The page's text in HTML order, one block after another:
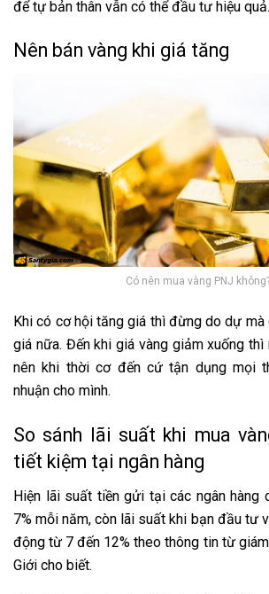
để tự bản thân vẫn có thể đầu tư hiệu quả.
Nên bán vàng khi giá tăng
Có nên mua vàng PNJ
Khi có cơ hội tăng giá thì đừng do dự
giá nữa. Đến khi giá vàng giảm xuống
nên khi thời cơ đến cứ tận dụng mọi
nhuận cho mình.
So sánh lãi suất khi mua
tiết kiệm tại ngân hàng
Hiện lãi suất tiền gửi tại các ngân hàng
7% mỗi năm, còn lãi suất khi bạn đầu tư
động từ 7 đến 12% theo thông tin từ
Giới cho biết.